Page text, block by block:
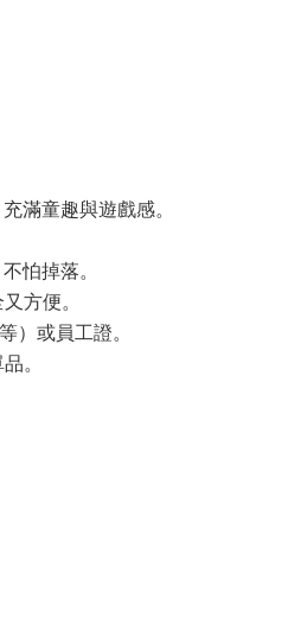
滿童趣與遊戲感。
怕掉落。
方便。
或員工證。
。